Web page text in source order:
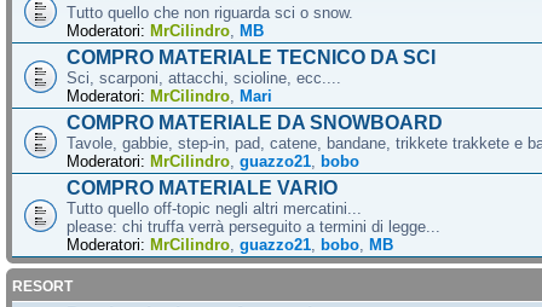
Tutto quello che non riguarda sci o snow.
Moderatori: MrCilindro MB
COMPRO MATERIALE TECNICO DA SCI
Sci, scarponi, attacchi, scioline, ecc....
Moderatori: MrCilindro Mari
COMPRO MATERIALE DA SNOWBOARD
Tavole, gabbie, step-in, pad, catene, bandane, trikkete trakkete e
Moderatori: MrCilindro guazzo21 bobo
COMPRO MATERIALE VARIO
Tutto quello off-topic negli altri mercatini...
please: chi truffa verrà perseguito a termini di legge...
Moderatori: MrCilindro guazzo21 bobo MB
RESORT